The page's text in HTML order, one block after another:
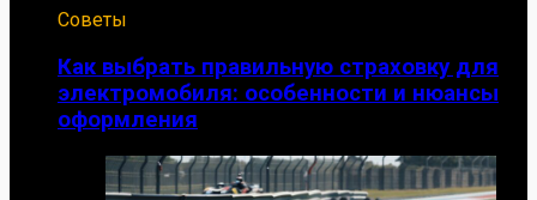
Советы
Как выбрать правильную страховку для
электромобиля: особенности и нюансы
оформления